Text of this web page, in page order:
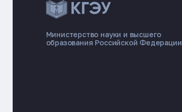
Министерство науки и высшего
образования Российской Федерации